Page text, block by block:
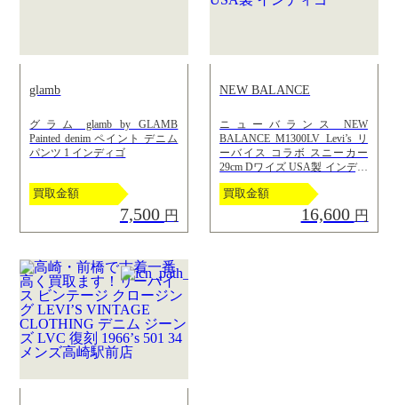
glamb
グラム glamb by GLAMB
Painted denim ペイント デニム
パンツ 1 インディゴ
買取金額
7,500 円
NEW BALANCE
ニューバランス NEW
BALANCE M1300LV Levi’s リ
ーバイス コラボ スニーカー
29cm Dワイズ USA製 インディ
ゴ
買取金額
16,600 円